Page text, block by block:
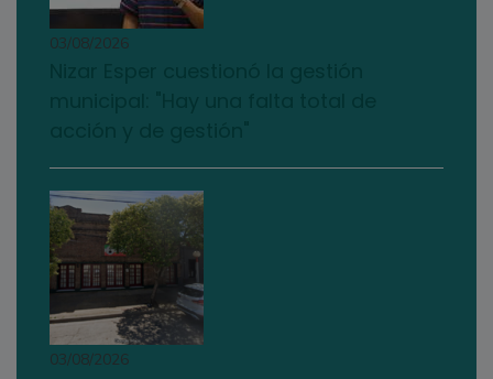
03/08/2026
03/08/2026